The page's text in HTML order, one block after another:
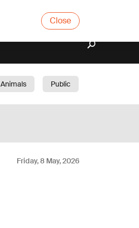
Close
Animals
Public
Friday, 8 May, 2026